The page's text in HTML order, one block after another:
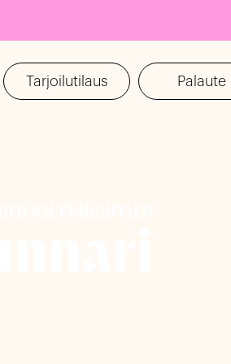
Tarjoilutilaus Palaute